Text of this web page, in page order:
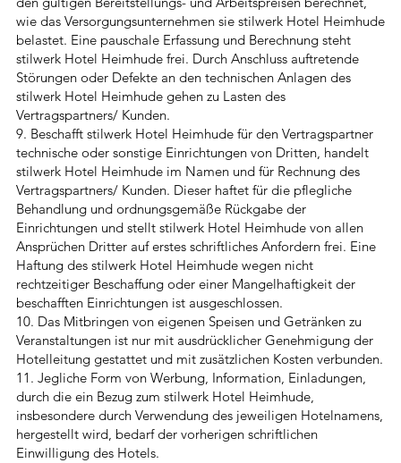
wie das Versorgungsunternehmen sie stilwerk Hotel Heimhude
belastet. Eine pauschale Erfassung und Berechnung steht
stilwerk Hotel Heimhude frei. Durch Anschluss auftretende
Störungen oder Defekte an den technischen Anlagen des
stilwerk Hotel Heimhude gehen zu Lasten des
Vertragspartners/ Kunden.
9. Beschafft stilwerk Hotel Heimhude für den Vertragspartner
technische oder sonstige Einrichtungen von Dritten, handelt
stilwerk Hotel Heimhude im Namen und für Rechnung des
Vertragspartners/ Kunden. Dieser haftet für die pflegliche
Behandlung und ordnungsgemäße Rückgabe der
Einrichtungen und stellt stilwerk Hotel Heimhude von allen
Ansprüchen Dritter auf erstes schriftliches Anfordern frei. Eine
Haftung des stilwerk Hotel Heimhude wegen nicht
rechtzeitiger Beschaffung oder einer Mangelhaftigkeit der
beschafften Einrichtungen ist ausgeschlossen.
10. Das Mitbringen von eigenen Speisen und Getränken zu
Veranstaltungen ist nur mit ausdrücklicher Genehmigung der
Hotelleitung gestattet und mit zusätzlichen Kosten verbunden.
11. Jegliche Form von Werbung, Information, Einladungen,
durch die ein Bezug zum stilwerk Hotel Heimhude,
insbesondere durch Verwendung des jeweiligen Hotelnamens,
hergestellt wird, bedarf der vorherigen schriftlichen
Einwilligung des Hotels.